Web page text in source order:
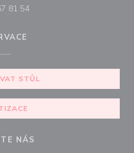
81 54
STŮL
NÁS